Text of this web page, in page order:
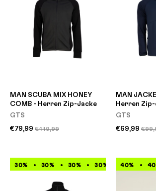
MAN SCUBA MIX HONEY
COMB - Herren Zip-Jacke
GTS
€79,99 €119,99
MAN
Herren
GTS
€69,99
30% 30% 30% 30% 30%
40%